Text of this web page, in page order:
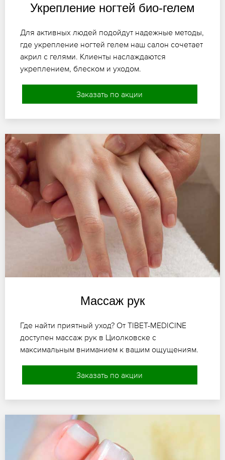
Укрепление ногтей био-гелем
Для активных людей подойдут надежные методы,
где укрепление ногтей гелем наш салон сочетает
акрил с гелями. Клиенты наслаждаются
укреплением, блеском и уходом.
Заказать по акции
Массаж рук
Где найти приятный уход? От TIBET-MEDICINE
доступен массаж рук в Циолковске с
максимальным вниманием к вашим ощущениям.
Заказать по акции